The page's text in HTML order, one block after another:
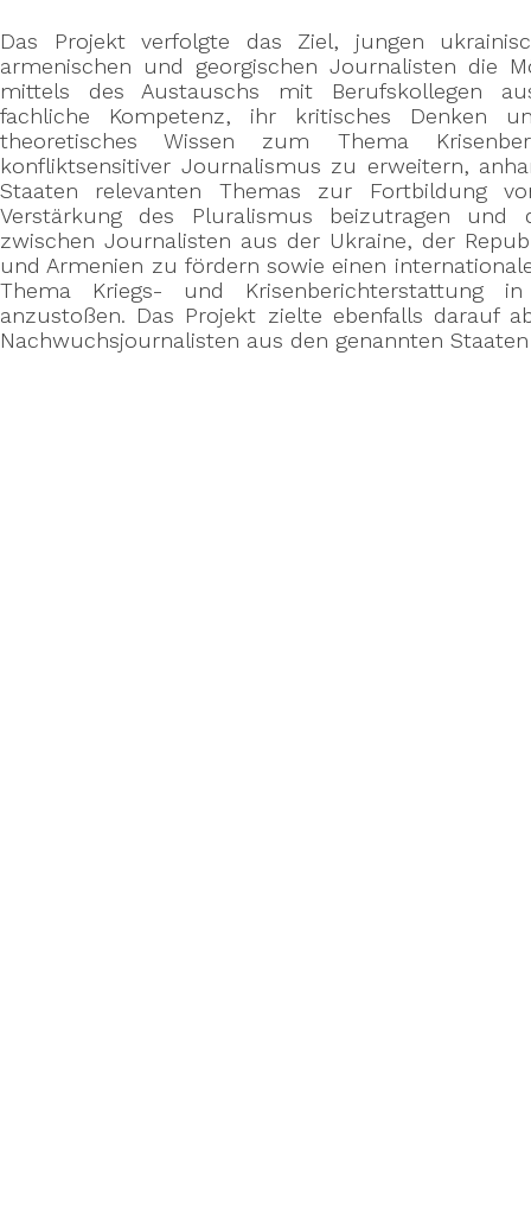
Das Projekt verfolgte das Ziel, jungen
armenischen und georgischen Journalisten die
mittels des Austauschs mit Berufskollegen
fachliche Kompetenz, ihr kritisches Denken
theoretisches Wissen zum Thema
konfliktsensitiver Journalismus zu erweitern,
Staaten relevanten Themas zur Fortbildung
Verstärkung des Pluralismus beizutragen und
zwischen Journalisten aus der Ukraine, der
und Armenien zu fördern sowie einen
Thema Kriegs- und Krisenberichterstattung
anzustoßen. Das Projekt zielte ebenfalls darauf
Nachwuchsjournalisten aus den genannten